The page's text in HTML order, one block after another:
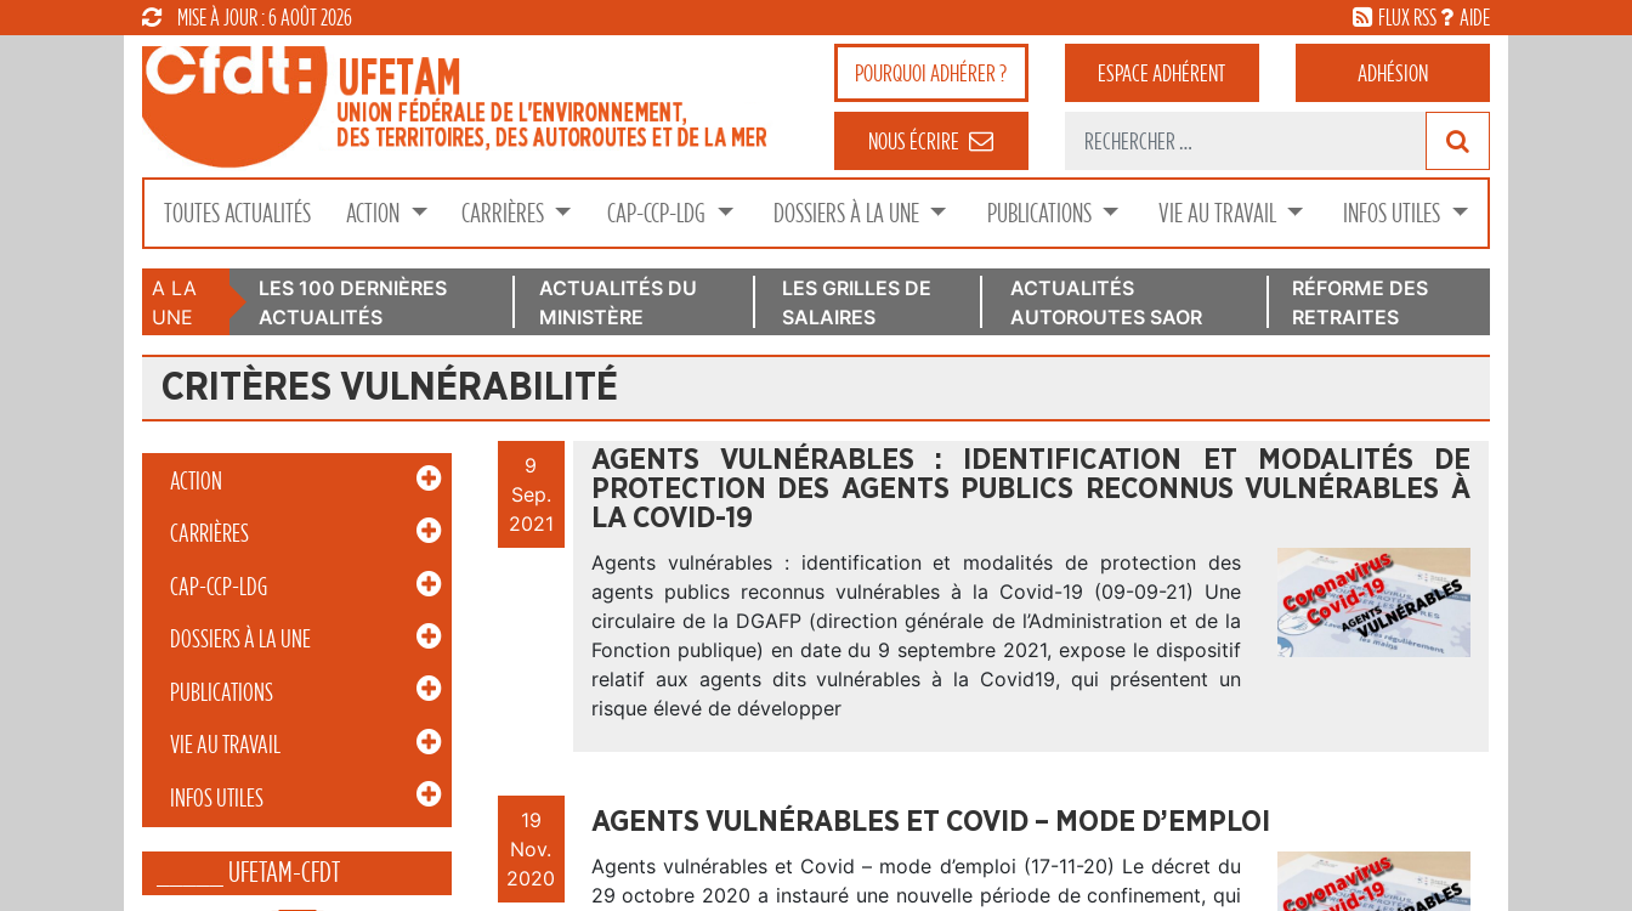
MISE À JOUR : 6 AOÛT 2026 FLUX RSS AIDE
POURQUOIADHÉRER ? ESPACEADHÉRENT ADHÉSION
NOUS ÉCRIRE
TOUTES ACTUALITÉS ACTION CARRIÈRES CAP-CCP-LDG DOSSIERS À LA UNE PUBLICATIONS VIE AU TRAVAIL INFOS UTILES
A LA
UNE
LES 100 DERNIÈRES
ACTUALITÉS
ACTUALITÉS DU
MINISTÈRE
LES GRILLES DE
SALAIRES
ACTUALITÉS
AUTOROUTES SAOR
RÉFORME DES
RETRAITES
CRITÈRES VULNÉRABILITÉ
ACTION
CARRIÈRES
CAP-CCP-LDG
DOSSIERS À LA UNE
PUBLICATIONS
VIE AU TRAVAIL
INFOS UTILES
_____ UFETAM-CFDT
9
Sep.
2021
AGENTS VULNÉRABLES : IDENTIFICATION ET MODALITÉS DE
PROTECTION DES AGENTS PUBLICS RECONNUS VULNÉRABLES À
LA COVID-19
Agents vulnérables : identification et modalités de protection des
agents publics reconnus vulnérables à la Covid-19 (09-09-21) Une
circulaire de la DGAFP (direction générale de l’Administration et de la
Fonction publique) en date du 9 septembre 2021, expose le dispositif
relatif aux agents dits vulnérables à la Covid19, qui présentent un
risque élevé de développer
19
Nov.
2020
AGENTS VULNÉRABLES ET COVID – MODE D’EMPLOI
Agents vulnérables et Covid – mode d’emploi (17-11-20) Le décret du
29 octobre 2020 a instauré une nouvelle période de confinement, qui